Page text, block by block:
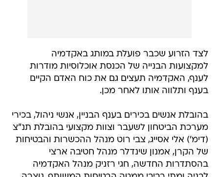
לצד הזרוע שכבר פועלת במותג באקדמיה
למקצועות הבנייה של הכנסת אוכלוסיות מודרות
לענף, האקדמיה תעצים גם את כוח האדם הקיים
בענף ותלווה אותו לאחר מכן.
בהובלת אנשים בכירים בענף הבניין, אנשי ניהול, בכירי
מערכת הביטחון לשעבר וצוות מקצועי בהובלת תנ"צ
(דימ') אלי אסייג, צבי רוט מנהל ההכשרות והבטיחות
של הקרן, אמנון שינדלר מנהל חטיבה ארצי
בהסתדרות החדשה, חגי רזניק מנהל האקדמיה